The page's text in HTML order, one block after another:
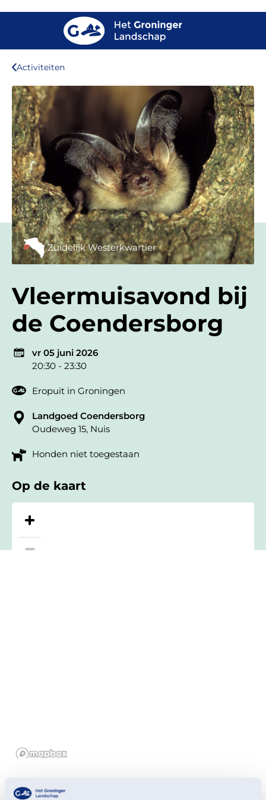
Activiteiten
Zuidelijk Westerkwartier
Vleermuisavond bij
de Coendersborg
vr 05 juni 2026
20:30 - 23:30
Eropuit in Groningen
Landgoed Coendersborg
Oudeweg 15, Nuis
Honden niet toegestaan
Op de kaart
Een vleermuisavond in en bij de Coendersborg, is